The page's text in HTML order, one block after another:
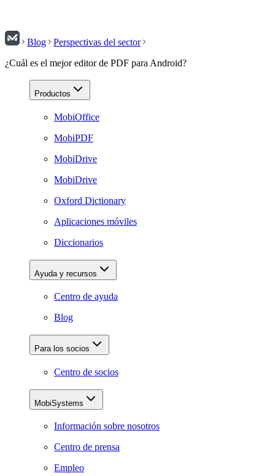
Blog
Perspectivas del sector
¿Cuál es el mejor editor de PDF para Android?
Productos
MobiOffice
MobiPDF
MobiDrive
MobiDrive
Oxford Dictionary
Aplicaciones móviles
Diccionarios
Ayuda y recursos
Centro de ayuda
Blog
Para los socios
Centro de socios
MobiSystems
Información sobre nosotros
Centro de prensa
Empleo